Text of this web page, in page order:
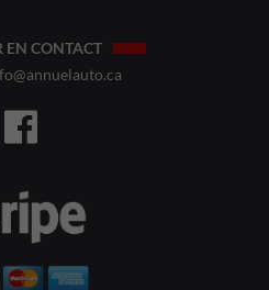
EN CONTACT